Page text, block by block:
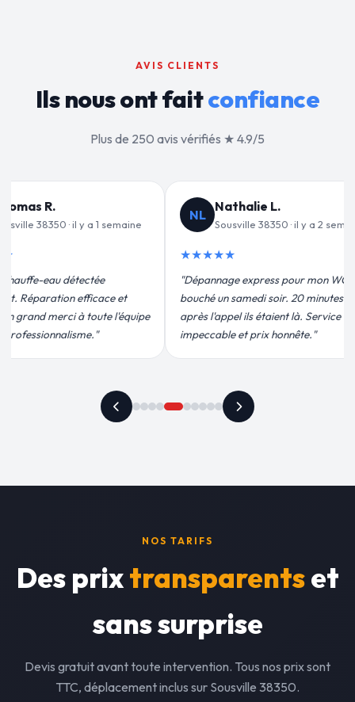
AVIS CLIENTS
Ils nous ont faitconfiance
Plus de 250 avis vérifiés ★ 4.9/5
L.
38350 · il y a 2 semaines
pour mon WC
soir. 20 minutes
étaient là. Service
prix honnête."
JF
Jean-François C.
Sousville 38350 · il y a 3 semaines
★★★★★
"Remplacement de mon chauffe-eau en
moins de 2h. Équipe très pro, devis
conforme, chantier propre. Je
recommande vivement."
NOS TARIFS
Des prixtransparentset
sans surprise
Devis gratuit avant toute intervention. Tous nos prix sont
TTC, déplacement inclus sur Sousville 38350.